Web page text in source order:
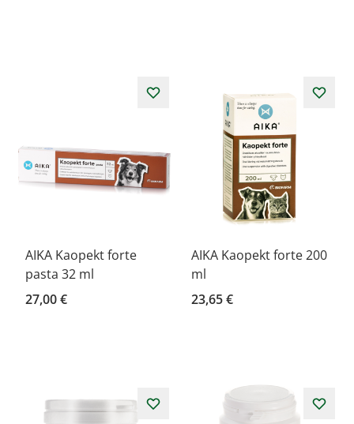
AIKA Kaopekt forte
pasta 32 ml
27,00 €
AIKA Kaopekt forte 200
ml
23,65 €